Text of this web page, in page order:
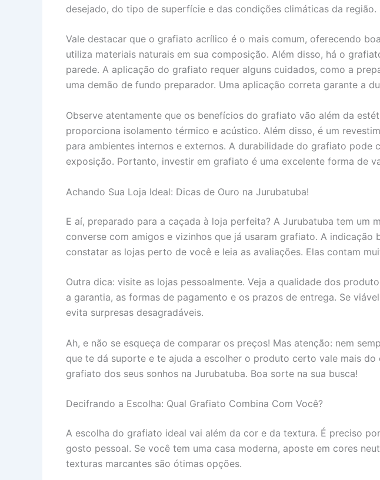
desejado, do tipo de superfície e das condições climáticas da região.
Vale destacar que o grafiato acrílico é o mais comum, oferecendo
utiliza materiais naturais em sua composição. Além disso, há o
parede. A aplicação do grafiato requer alguns cuidados, como a
uma demão de fundo preparador. Uma aplicação correta garante a
Observe atentamente que os benefícios do grafiato vão além da
proporciona isolamento térmico e acústico. Além disso, é um
para ambientes internos e externos. A durabilidade do grafiato
exposição. Portanto, investir em grafiato é uma excelente forma de
Achando Sua Loja Ideal: Dicas de Ouro na Jurubatuba!
E aí, preparado para a caçada à loja perfeita? A Jurubatuba tem um
converse com amigos e vizinhos que já usaram grafiato. A
constatar as lojas perto de você e leia as avaliações. Elas contam
Outra dica: visite as lojas pessoalmente. Veja a qualidade dos
a garantia, as formas de pagamento e os prazos de entrega. Se
evita surpresas desagradáveis.
Ah, e não se esqueça de comparar os preços! Mas atenção: nem
que te dá suporte e te ajuda a escolher o produto certo vale mais
grafiato dos seus sonhos na Jurubatuba. Boa sorte na sua busca!
Decifrando a Escolha: Qual Grafiato Combina Com Você?
A escolha do grafiato ideal vai além da cor e da textura. É preciso
gosto pessoal. Se você tem uma casa moderna, aposte em cores
texturas marcantes são ótimas opções.